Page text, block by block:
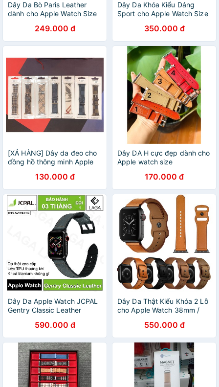
Dây Da Bò Paris Leather
dành cho Apple Watch Size
249.000 đ
Dây Da Khóa Kiểu Dáng
Sport cho Apple Watch Size
350.000 đ
[XẢ HÀNG] Dây da đeo cho
đồng hồ thông minh Apple
130.000 đ
Dây DA H cực đẹp dành cho
Apple watch size
170.000 đ
Dây Da Apple Watch JCPAL
Gentry Classic Leather
44mm / 41mm / 45mm
590.000 đ
Dây Da Thật Kiểu Khóa 2 Lỗ
cho Apple Watch 38mm /
550.000 đ